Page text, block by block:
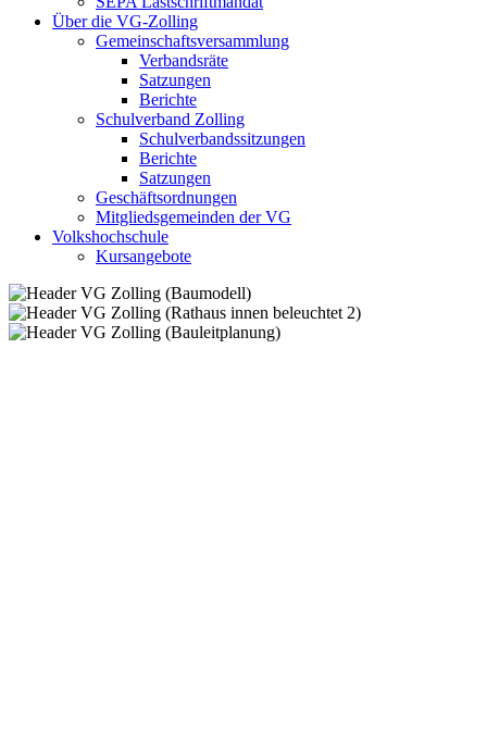
Über die VG-Zolling
Gemeinschaftsversammlung
Verbandsräte
Satzungen
Berichte
Schulverband Zolling
Schulverbandssitzungen
Berichte
Satzungen
Geschäftsordnungen
Mitgliedsgemeinden der VG
Volkshochschule
Kursangebote